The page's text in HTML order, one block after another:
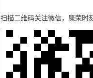
扫描二维码关注微信，康荣时